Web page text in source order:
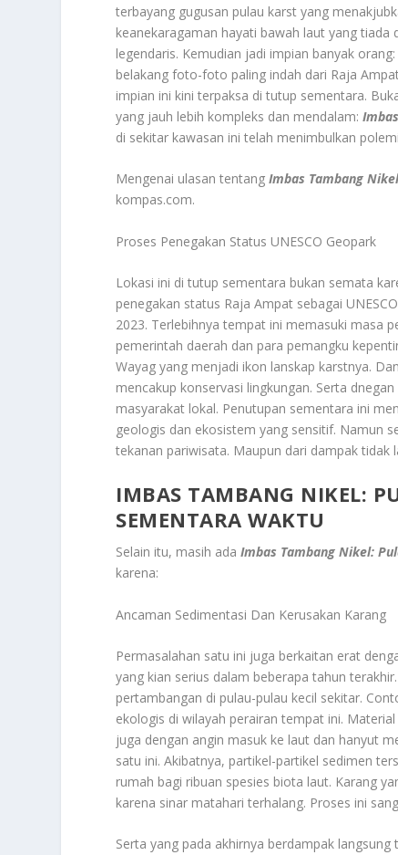
terbayang gugusan pulau karst yang
keanekaragaman hayati bawah laut yang
legendaris. Kemudian jadi impian banyak
belakang foto-foto paling indah dari Raja
impian ini kini terpaksa di tutup sementara.
yang jauh lebih kompleks dan mendalam:
di sekitar kawasan ini telah menimbulkan
Mengenai ulasan tentangImbas Tambang
kompas.com.
Proses Penegakan Status UNESCO Geopark
Lokasi ini di tutup sementara bukan semata
penegakan status Raja Ampat sebagai
2023. Terlebihnya tempat ini memasuki masa
pemerintah daerah dan para pemangku
Wayag yang menjadi ikon lanskap karstnya.
mencakup konservasi lingkungan. Serta
masyarakat lokal. Penutupan sementara ini
geologis dan ekosistem yang sensitif. Namun
tekanan pariwisata. Maupun dari dampak tidak
IMBAS TAMBANG NIKEL:
SEMENTARA WAKTU
Selain itu, masih adaImbas Tambang Nikel:
karena:
Ancaman Sedimentasi Dan Kerusakan Karang
Permasalahan satu ini juga berkaitan erat
yang kian serius dalam beberapa tahun
pertambangan di pulau-pulau kecil sekitar.
ekologis di wilayah perairan tempat ini.
juga dengan angin masuk ke laut dan hanyut
satu ini. Akibatnya, partikel-partikel sedimen
rumah bagi ribuan spesies biota laut. Karang
karena sinar matahari terhalang. Proses ini
Serta yang pada akhirnya berdampak